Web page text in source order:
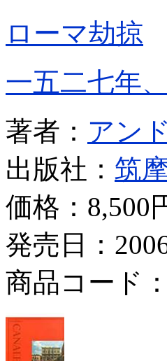
ローマ劫掠
一五二七年
著者： アン
出版社： 筑
価格： 8,500
発売日：
商品コード